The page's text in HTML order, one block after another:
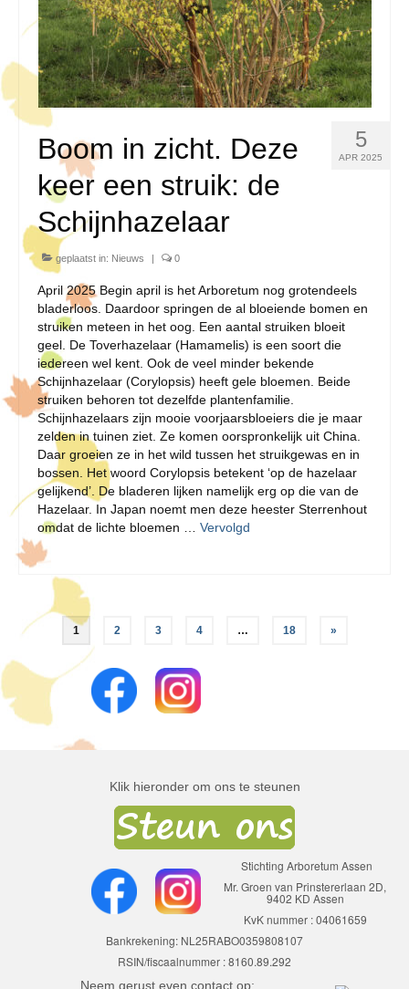
5
APR 2025
Boom in zicht. Deze
keer een struik: de
Schijnhazelaar
geplaatst in: Nieuws | 0
April 2025 Begin april is het Arboretum nog grotendeels
bladerloos. Daardoor springen de al bloeiende bomen en
struiken meteen in het oog. Een aantal struiken bloeit
geel. De Toverhazelaar (Hamamelis) is een soort die
iedereen wel kent. Ook de veel minder bekende
Schijnhazelaar (Corylopsis) heeft gele bloemen. Beide
struiken behoren tot dezelfde plantenfamilie.
Schijnhazelaars zijn mooie voorjaarsbloeiers die je maar
zelden in tuinen ziet. Ze komen oorspronkelijk uit China.
Daar groeien ze in het wild tussen het struikgewas en in
bossen. Het woord Corylopsis betekent ‘op de hazelaar
gelijkend’. De bladeren lijken namelijk erg op die van de
Hazelaar. In Japan noemt men deze heester Sterrenhout
omdat de lichte bloemen … Vervolgd
Berichten
paginering
1 2 3 4 … 18 »
Klik hieronder om ons te steunen
Stichting Arboretum Assen
Mr. Groen van Prinstererlaan 2D,
9402 KD Assen
KvK nummer : 04061659
Bankrekening: NL25RABO0359808107
RSIN/fiscaalnummer : 8160.89.292
Neem gerust even contact op: